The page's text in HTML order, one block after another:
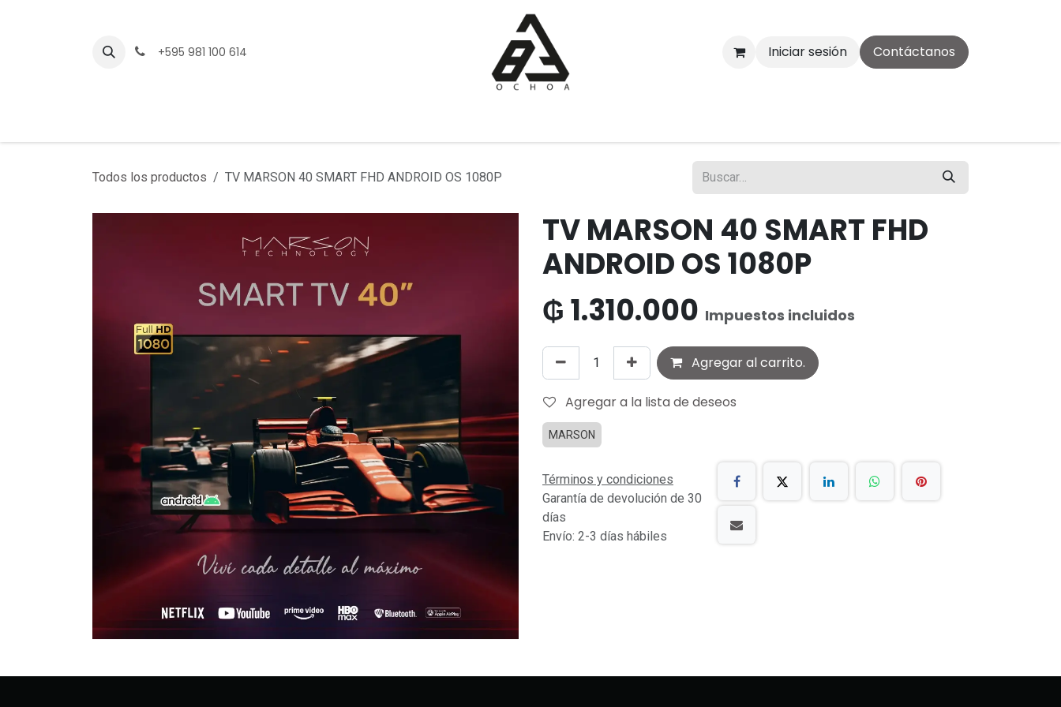
+595 981 100 614 Iniciar sesión Contáctanos
Todos los productos TV MARSON 40 SMART FHD ANDROID OS 1080P
TV MARSON 40 SMART FHD
ANDROID OS 1080P
₲1.310.000 Impuestos incluidos
Agregar al carrito.
Agregar a la lista de deseos
MARSON
Términos y condiciones
Garantía de devolución de 30
días
Envío: 2-3 días hábiles